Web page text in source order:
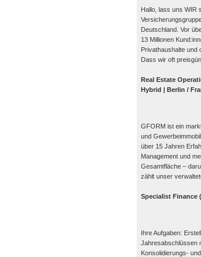
Hallo, lass uns WIR
Deutschland. Vor
13 Millionen
Privathaushalte und
Dass wir oft
Real Estate
Hybrid | Berlin /
GFORM ist ein
und
über 15 Jahren
Management und
Gesamtfläche –
zählt unser
Specialist Finance
Ihre Aufgaben:
Jahresabschlüssen
Konsolidierungs‑